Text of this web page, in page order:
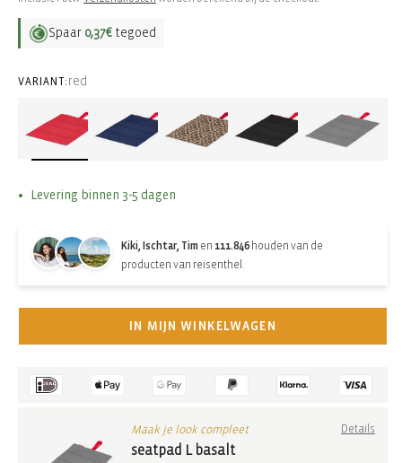
Spaar 0,37€ tegoed
VARIANT: red
Levering binnen 3-5 dagen
Kiki, Ischtar, Tim en 111.846 houden van de
producten van reisenthel.
IN MIJN WINKELWAGEN
Maak je look compleet Details
seatpad L basalt